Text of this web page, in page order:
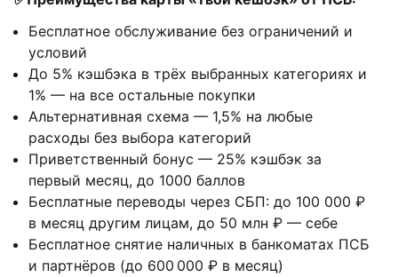
Бесплатное обслуживание без ограничений и
условий
До 5% кэшбэка в трёх выбранных категориях и
1% — на все остальные покупки
Альтернативная схема — 1,5% на любые
расходы без выбора категорий
Приветственный бонус — 25% кэшбэк за
первый месяц, до 1000 баллов
Бесплатные переводы через СБП: до 100 000 ₽
в месяц другим лицам, до 50 млн ₽ — себе
Бесплатное снятие наличных в банкоматах ПСБ
и партнёров (до 600 000 ₽ в месяц)